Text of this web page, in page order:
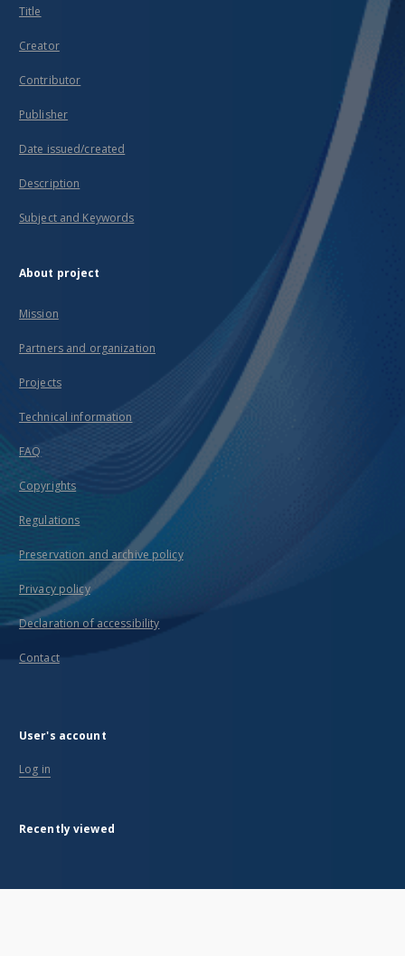
Title
Creator
Contributor
Publisher
Date issued/created
Description
Subject and Keywords
About project
Mission
Partners and organization
Projects
Technical information
FAQ
Copyrights
Regulations
Preservation and archive policy
Privacy policy
Declaration of accessibility
Contact
User's account
Log in
Recently viewed